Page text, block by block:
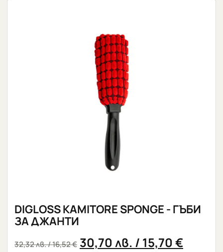
DIGLOSS KAMITORE SPONGE - ГЪБИ
ЗА ДЖАНТИ
32,32лв./ 16,52 € 30,70лв. / 15,70 €